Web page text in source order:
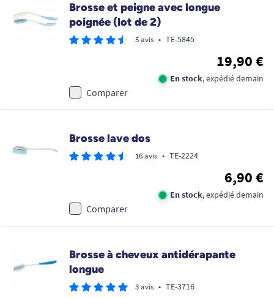
Brosse et peigne avec longue
poignée (lot de 2)
5 avis • TE-5845
19,90 €
En stock, expédié demain
Comparer
Brosse lave dos
16 avis • TE-2224
6,90 €
En stock, expédié demain
Comparer
Brosse à cheveux antidérapante
longue
3 avis • TE-3716